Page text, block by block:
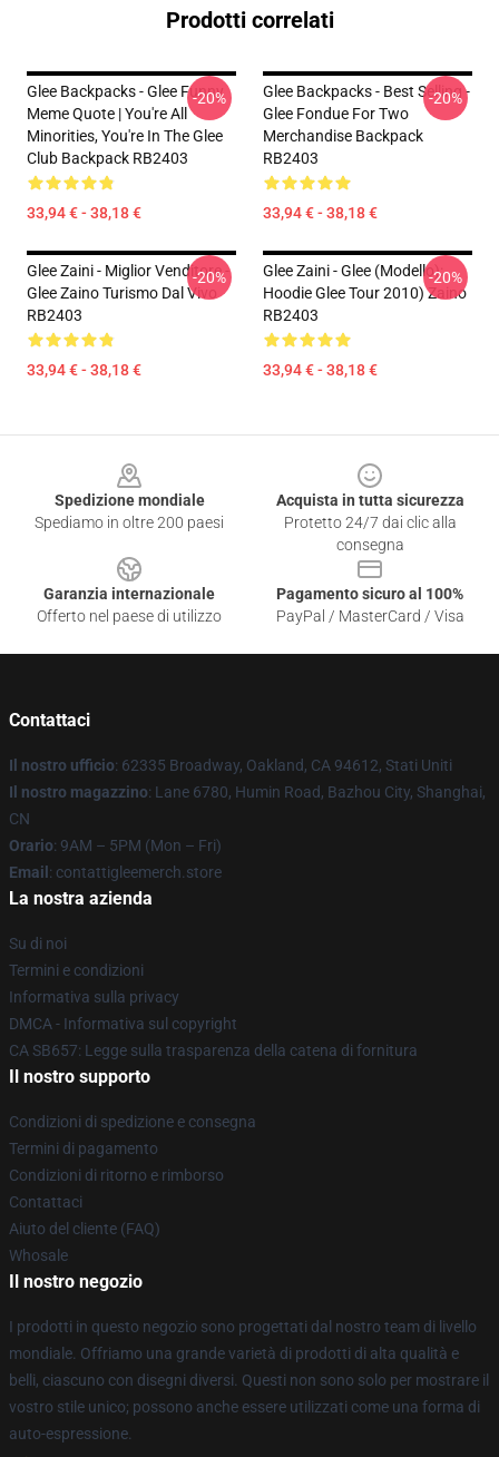
Prodotti correlati
Glee Backpacks - Glee Funny
Meme Quote | You're All
Minorities, You're In The Glee
Club Backpack RB2403
33,94 € - 38,18 €
-20%
Glee Backpacks - Best Selling -
Glee Fondue For Two
Merchandise Backpack
RB2403
33,94 € - 38,18 €
-20%
Glee Zaini - Miglior Venditore -
Glee Zaino Turismo Dal Vivo
RB2403
33,94 € - 38,18 €
-20%
Glee Zaini - Glee (modello):
Hoodie Glee Tour 2010) Zaino
RB2403
33,94 € - 38,18 €
-20%
Spedizione mondiale
Spediamo in oltre 200 paesi
Acquista in tutta sicurezza
Protetto 24/7 dai clic alla
consegna
Garanzia internazionale
Offerto nel paese di utilizzo
Pagamento sicuro al 100%
PayPal / MasterCard / Visa
Contattaci
Il nostro ufficio: 62335 Broadway, Oakland, CA 94612, Stati Uniti
Il nostro magazzino: Lane 6780, Humin Road, Bazhou City, Shanghai,
CN
Orario: 9AM – 5PM (Mon – Fri)
Email : contattigleemerch.store
La nostra azienda
Su di noi
Termini e condizioni
Informativa sulla privacy
DMCA - Informativa sul copyright
CA SB657: Legge sulla trasparenza della catena di fornitura
Il nostro supporto
Condizioni di spedizione e consegna
Termini di pagamento
Condizioni di ritorno e rimborso
Contattaci
Aiuto del cliente (FAQ)
Whosale
Il nostro negozio
I prodotti in questo negozio sono progettati dal nostro team di livello
mondiale. Offriamo una grande varietà di prodotti di alta qualità e
belli, ciascuno con disegni diversi. Questi non sono solo per mostrare il
vostro stile unico; possono anche essere utilizzati come una forma di
auto-espressione.